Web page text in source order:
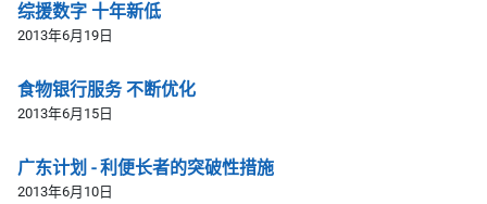
综援数字 十年新低
2013年6月19日
食物银行服务 不断优化
2013年6月15日
广东计划 - 利便长者的突破性措施
2013年6月10日